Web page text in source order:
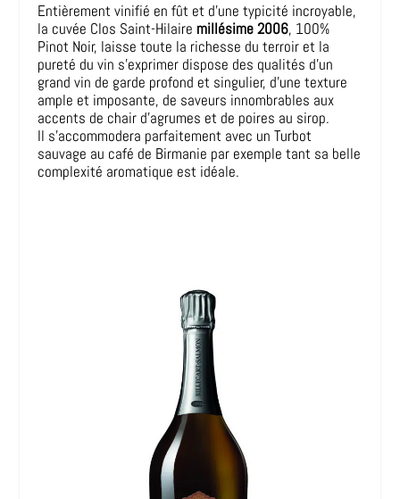
Entièrement vinifié en fût et d’une typicité incroyable,
la cuvée Clos Saint-Hilaire millésime 2006, 100%
Pinot Noir, laisse toute la richesse du terroir et la
pureté du vin s’exprimer dispose des qualités d’un
grand vin de garde profond et singulier, d’une texture
ample et imposante, de saveurs innombrables aux
accents de chair d’agrumes et de poires au sirop.
Il s’accommodera parfaitement avec un Turbot
sauvage au café de Birmanie par exemple tant sa belle
complexité aromatique est idéale.